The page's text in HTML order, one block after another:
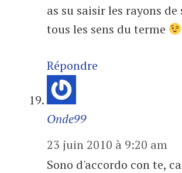
as su saisir les rayons
tous les sens du terme
Répondre
Onde99
23 juin 2010 à 9:20 am
Sono d'accordo con te,